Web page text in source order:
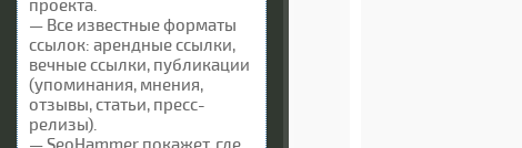
проекта.
— Все известные форматы
ссылок: арендные ссылки,
вечные ссылки, публикации
(упоминания, мнения,
отзывы, статьи, пресс-
релизы).
— SeoHammer покажет, где